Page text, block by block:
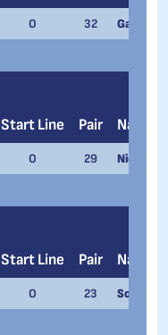
O 32 Gabriele
Start Line Pair Name
O 29 Nicky
Start Line Pair Name
O 23 Sofia